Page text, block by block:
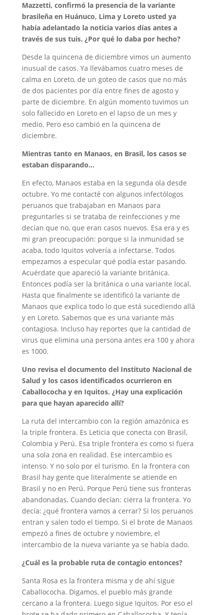
Mazzetti, confirmó la presencia de la variante
brasileña en Huánuco, Lima y Loreto usted ya
había adelantado la noticia varios días antes a
través de sus tuis. ¿Por qué lo daba por hecho?
Desde la quincena de diciembre vimos un aumento
inusual de casos. Ya llevábamos cuatro meses de
calma en Loreto, de un goteo de casos que no más
de dos pacientes por día entre fines de agosto y
parte de diciembre. En algún momento tuvimos un
solo fallecido en Loreto en el lapso de un mes y
medio. Pero eso cambió en la quincena de
diciembre.
Mientras tanto en Manaos, en Brasil, los casos se
estaban disparando…
En efecto, Manaos estaba en la segunda ola desde
octubre. Yo me contacté con algunos infectólogos
peruanos que trabajaban en Manaos para
preguntarles si se trataba de reinfecciones y me
decían que no, que eran casos nuevos. Esa era y es
mi gran preocupación: porque si la inmunidad se
acaba, todo Iquitos volvería a infectarse. Todos
empezamos a especular qué podía estar pasando.
Acuérdate que apareció la variante británica.
Entonces podía ser la británica o una variante local.
Hasta que finalmente se identificó la variante de
Manaos que explica todo lo que está sucediendo allá
y en Loreto. Sabemos que es una variante más
contagiosa. Incluso hay reportes que la cantidad de
virus que elimina una persona antes era 100 y ahora
es 1000.
Uno revisa el documento del Instituto Nacional de
Salud y los casos identificados ocurrieron en
Caballococha y en Iquitos. ¿Hay una explicación
para que hayan aparecido allí?
La ruta del intercambio con la región amazónica es
la triple frontera. Es Leticia que conecta con Brasil,
Colombia y Perú. Esa triple frontera es como si fuera
una sola zona en realidad. Ese intercambio es
intenso. Y no solo por el turismo. En la frontera con
Brasil hay gente que literalmente se atiende en
Brasil y no en Perú. Porque Perú tiene sus fronteras
abandonadas. Cuando decían: cierra la frontera. Yo
decía: ¿qué frontera vamos a cerrar? Si los peruanos
entran y salen todo el tiempo. Si el brote de Manaos
empezó a fines de octubre y noviembre, el
intercambio de la nueva variante ya se había dado.
¿Cuál es la probable ruta de contagio entonces?
Santa Rosa es la frontera misma y de ahí sigue
Caballococha. Digamos, el pueblo más grande
cercano a la frontera. Luego sigue Iquitos. Por eso el